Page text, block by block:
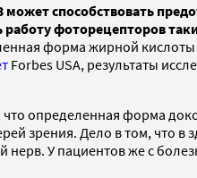
способствовать
фоторецепторов
форма жирной
Forbes USA, результаты
определенная форма
зрения. Дело в том,
нерв. У пациентов же с